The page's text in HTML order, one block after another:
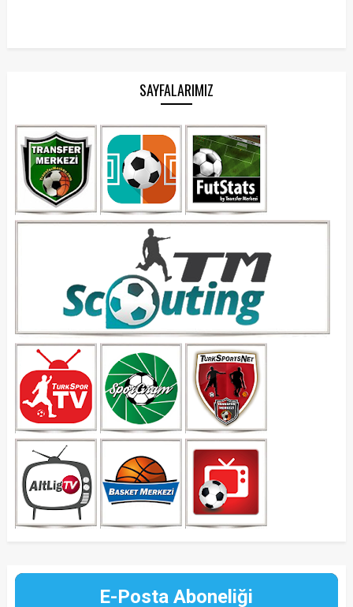
SAYFALARIMIZ
E-Posta Aboneliği